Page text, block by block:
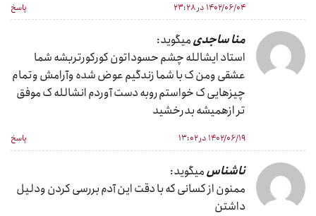
۱۴۰۲/۰۶/۰۴ در ۲۳:۲۸ پاسخ
منا ساجدیمیگوید:
استاد ایشالله چشم حسوداتون کورکورتربشه شما
عشقی ومن ک با شما زندگیم عوض شده وآرامش وتمام
چیزهایی ک خواستم روبه دست آوردم انشالله ک موفق
تر ازهمیشه بدرخشید
۱۴۰۲/۰۶/۱۹ در ۱۳:۰۲ پاسخ
ناشناسمیگوید:
ممنون از کسانی که با دقت این آدم بررسی کردن ودلیل
داشتن